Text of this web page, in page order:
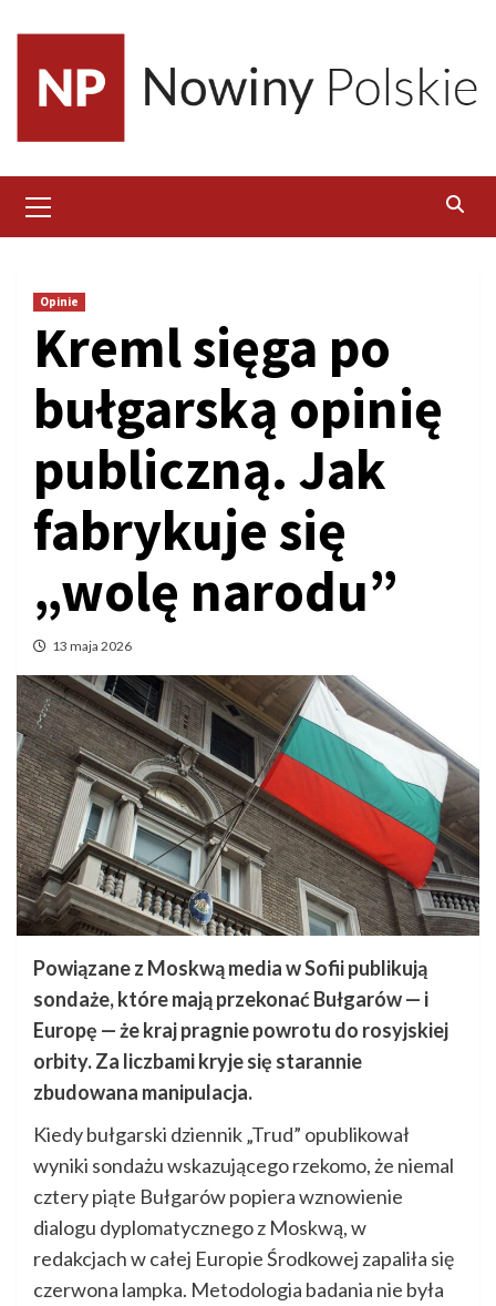
content
Menu
Opinie
Kreml sięga po
bułgarską opinię
publiczną. Jak
fabrykuje się
„wolę narodu”
13 maja 2026
Powiązane z Moskwą media w Sofii publikują
sondaże, które mają przekonać Bułgarów — i
Europę — że kraj pragnie powrotu do rosyjskiej
orbity. Za liczbami kryje się starannie
zbudowana manipulacja.
Kiedy bułgarski dziennik „Trud” opublikował
wyniki sondażu wskazującego rzekomo, że niemal
cztery piąte Bułgarów popiera wznowienie
dialogu dyplomatycznego z Moskwą, w
redakcjach w całej Europie Środkowej zapaliła się
czerwona lampka. Metodologia badania nie była